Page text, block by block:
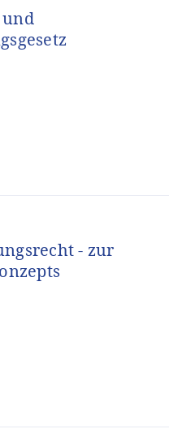
- zur